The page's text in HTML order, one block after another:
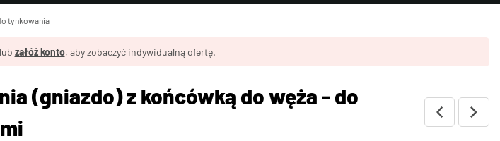
tynkowania
załóż konto, aby zobaczyć indywidualną ofertę.
(gniazdo) z końcówką do węża - do